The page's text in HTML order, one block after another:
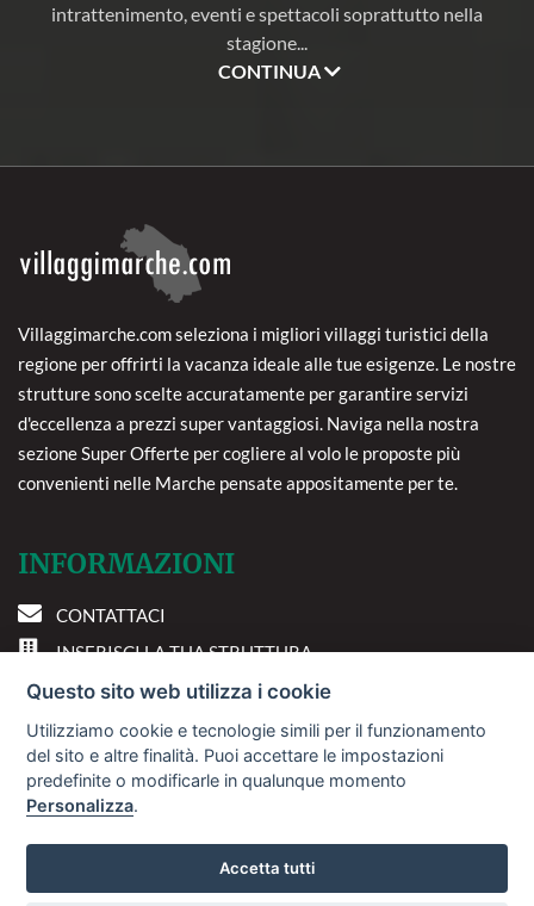
intrattenimento, eventi e spettacoli soprattutto nella
stagione
CONTINUA
Villaggimarche.com seleziona i migliori villaggi turistici della
regione per offrirti la vacanza ideale alle tue esigenze. Le nostre
strutture sono scelte accuratamente per garantire servizi
d'eccellenza a prezzi super vantaggiosi. Naviga nella nostra
sezione Super Offerte per cogliere al volo le proposte più
convenienti nelle Marche pensate appositamente per te.
INFORMAZIONI
CONTATTACI
INSERISCI LA TUA STRUTTURA
PREFERENZE COOKIE
DOVE SIAMO
Via A. Costa, 2 - 63822
Questo sito web utilizza i cookie
Utilizziamo cookie e tecnologie simili per il funzionamento
del sito e altre finalità. Puoi accettare le impostazioni
predefinite o modificarle in qualunque momento
Personalizza.
Accetta tutti